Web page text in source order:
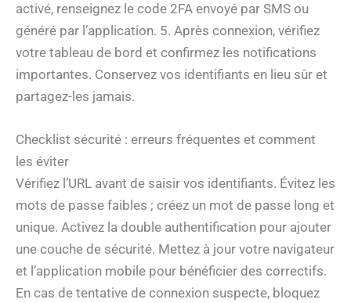
activé, renseignez le code 2FA envoyé par SMS ou
généré par l’application. 5. Après connexion, vérifiez
votre tableau de bord et confirmez les notifications
importantes. Conservez vos identifiants en lieu sûr et
partagez-les jamais.
Checklist sécurité : erreurs fréquentes et comment
les éviter
Vérifiez l’URL avant de saisir vos identifiants. Évitez les
mots de passe faibles ; créez un mot de passe long et
unique. Activez la double authentification pour ajouter
une couche de sécurité. Mettez à jour votre navigateur
et l’application mobile pour bénéficier des correctifs.
En cas de tentative de connexion suspecte, bloquez